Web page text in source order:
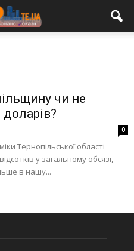
чи не
0
Тернопільської області
у загальному обсязі,
в нашу...